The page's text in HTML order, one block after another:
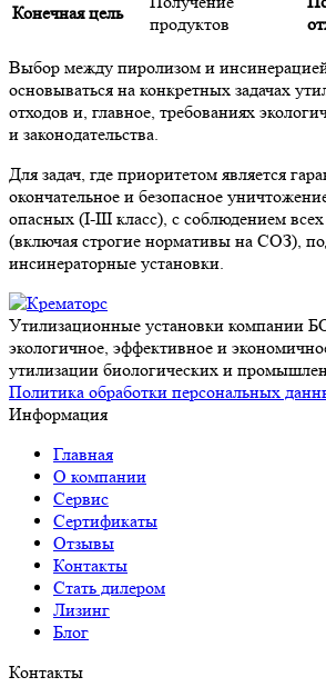
Конечная цель
продуктов
Выбор между пиролизом и
основываться на конкретных задачах
отходов и, главное, требованиях
и законодательства.
Для задач, где приоритетом является
окончательное и безопасное
опасных (I-III класс), с соблюдением
(включая строгие нормативы на СОЗ),
инсинераторные установки.
Утилизационные установки
экологичное, эффективное и
утилизации биологических и
Политика обработки персональных
Информация
Главная
О компании
Сервис
Сертификаты
Отзывы
Контакты
Стать дилером
Лизинг
Блог
Контакты